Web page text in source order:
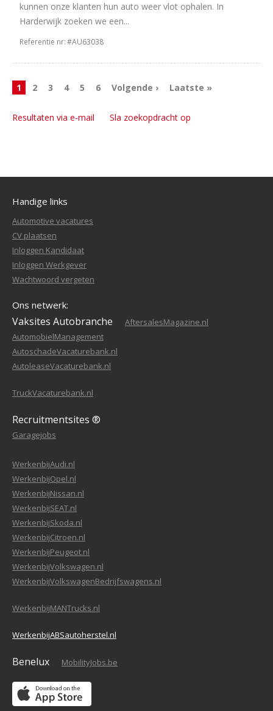
kunnen onze klanten hun auto weer vlot ophalen. In
Harderwijk zoeken we een...
Referentie nr:#AU63038
1 2 3 4 5 6 Volgende › Laatste »
Resultaten via e-mail Sla zoekopdracht op
Handige links
Automotive vacatures
CV plaatsen
Inloggen Kandidaat
Inloggen Werkgever
Wachtwoord vergeten
Ons netwerk:
Vaksites Autobranche
AftersalesMagazine.nl
AutomobielManagement
AutoschadeVacaturebank.nl
AutoleaseVacaturebank.nl
TruckVacaturebank.nl
Recruitmentsites ®
Garagejobs
WerkenbijAudi.nl
WerkenbijOpel.nl
WerkenbijNissan.nl
WerkenbijSEAT.nl
WerkenbijSkoda.nl
WerkenbijCitroen.nl
WerkenbijPeugeot.nl
WerkenbijVolkswagen.nl
WerkenbijVolkswagenBedrijfswagens.nl
WerkenbijMANTrucks.nl
WerkenbijABSautoherstel.nl
Benelux MobilityJobs.be